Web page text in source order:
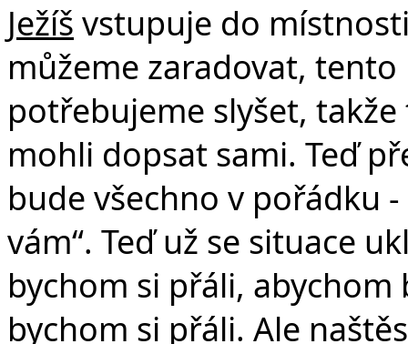
Ježíš vstupuje do
můžeme zaradovat,
potřebujeme slyšet,
mohli dopsat sami. Teď
bude všechno v pořádku
vám“. Teď už se situace
bychom si přáli,
bychom si přáli. Ale